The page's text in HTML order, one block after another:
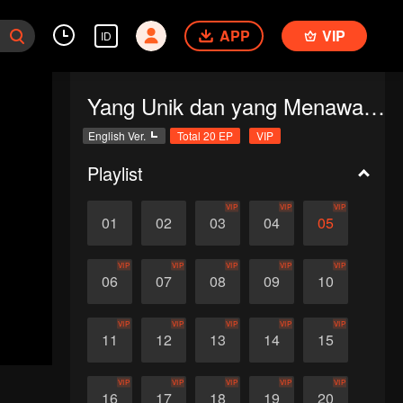
ID APP VIP
Yang Unik dan yang Menawan (English Ver.)
English Ver. Total 20 EP VIP
Playlist
01 02 03
VIP
04
VIP
05
VIP
06
VIP
07
VIP
08
VIP
09
VIP
10
VIP
11
VIP
12
VIP
13
VIP
14
VIP
15
VIP
16
VIP
17
VIP
18
VIP
19
VIP
20
VIP